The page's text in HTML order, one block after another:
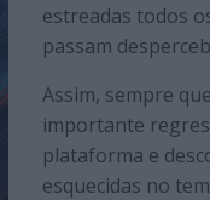
estreadas todos
passam
Assim, sempre
importante
plataforma e
esquecidas no